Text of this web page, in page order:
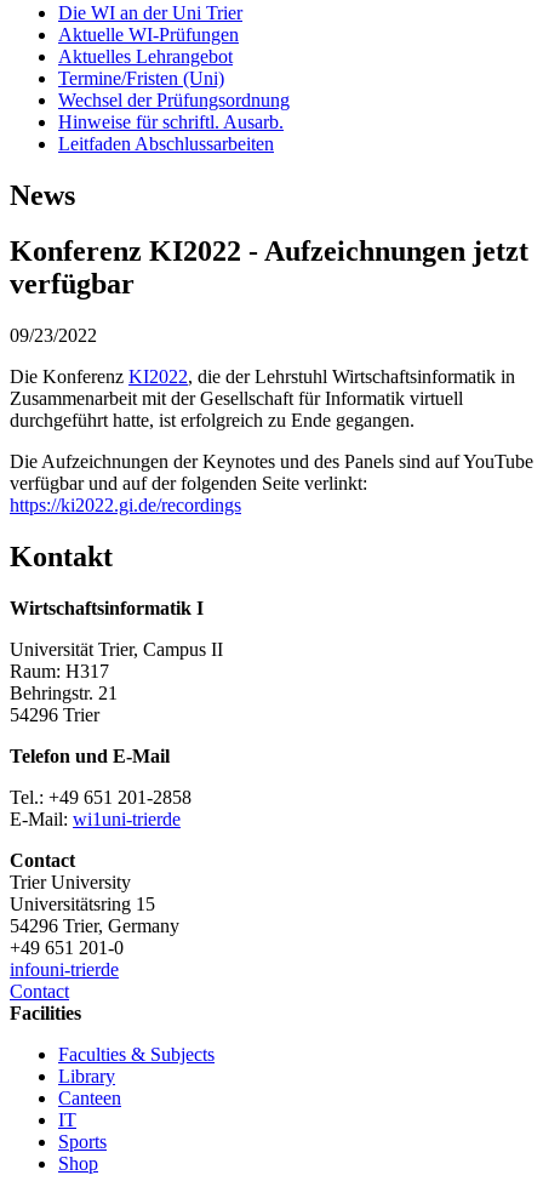
Die WI an der Uni Trier
Aktuelle WI-Prüfungen
Aktuelles Lehrangebot
Termine/Fristen (Uni)
Wechsel der Prüfungsordnung
Hinweise für schriftl. Ausarb.
Leitfaden Abschlussarbeiten
News
Konferenz KI2022 - Aufzeichnungen jetzt
verfügbar
09/23/2022
Die Konferenz KI2022, die der Lehrstuhl Wirtschaftsinformatik in
Zusammenarbeit mit der Gesellschaft für Informatik virtuell
durchgeführt hatte, ist erfolgreich zu Ende gegangen.
Die Aufzeichnungen der Keynotes und des Panels sind auf YouTube
verfügbar und auf der folgenden Seite verlinkt:
https://ki2022.gi.de/recordings
Kontakt
Wirtschaftsinformatik I
Universität Trier, Campus II
Raum: H317
Behringstr. 21
54296 Trier
Telefon und E-Mail
Tel.: +49 651 201-2858
E-Mail: wi1uni-trierde
Contact
Trier University
Universitätsring 15
54296 Trier, Germany
+49 651 201-0
infouni-trierde
Contact
Facilities
Faculties & Subjects
Library
Canteen
IT
Sports
Shop